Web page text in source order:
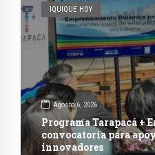
IQUIQUE HOY
Agosto 6, 2026
Programa Tarapacá +
convocatoria para
innovadores